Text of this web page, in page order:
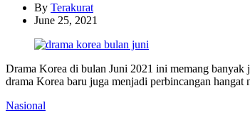
By Terakurat
June 25, 2021
Drama Korea di bulan Juni 2021 ini memang banyak
drama Korea baru juga menjadi perbincangan
Categories
Nasional